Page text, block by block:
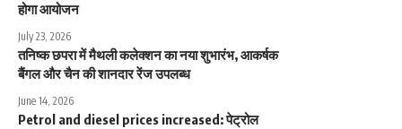
होगा आयोजन
July 23, 2026
तनिष्क छपरा में मैथली कलेक्शन का नया शुभारंभ, आकर्षक
बैंगल और चैन की शानदार रेंज उपलब्ध
June 14, 2026
Petrol and diesel prices increased: पेट्रोल